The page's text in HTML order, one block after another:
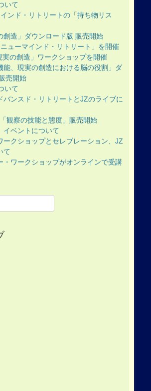
いて
ンド・リトリートの「持ち物リス
創造」ダウンロード版 販売開始
ューマインド・リトリート」を開催
の創造」ワークショップを開催
能、現実の創造における脳の役割」ダ
売開始
いて
バンスド・リトリートとJZのライブに
観察の技能と態度」販売開始
イベントについて
ークショップとセレブレーション、JZ
て
・ワークショップがオンラインで受講